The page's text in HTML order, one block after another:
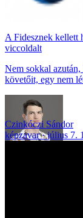
A Fidesznek kellett
viccoldalt
Nem sokkal
követőit, egy nem
Czinkóczi Sándor
képzavar
július 7.